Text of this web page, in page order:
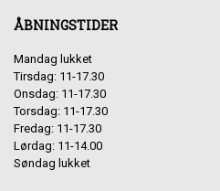
ÅBNINGSTIDER
Mandag lukket
Tirsdag: 11-17.30
Onsdag: 11-17.30
Torsdag: 11-17.30
Fredag: 11-17.30
Lørdag: 11-14.00
Søndag lukket